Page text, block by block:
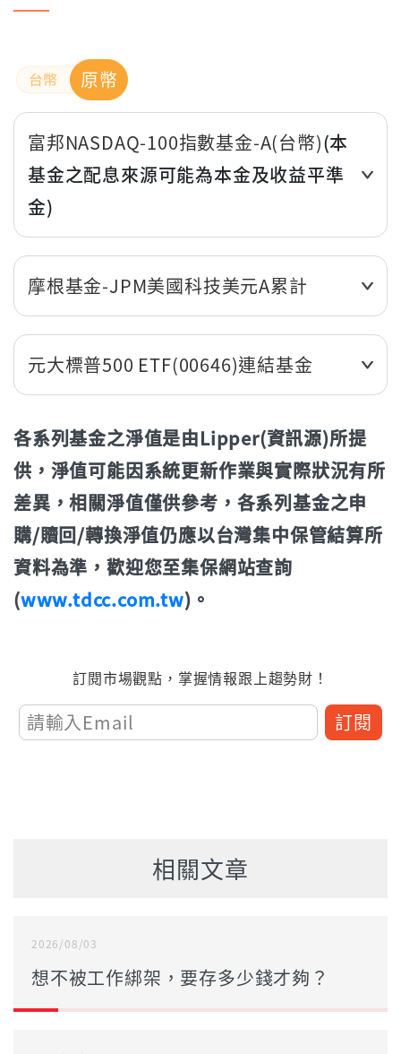
原幣
富邦NASDAQ-100指數基金-A(台幣)(本
基金之配息來源可能為本金及收益平準
金)
近3個月
5.28%
近6個月
13.83%
近1年(%)
-
近2年(%)
年初至今
15.21%
立即申購
摩根基金-JPM美國科技美元A累計
近3個月
2.09%
近6個月
4.82%
近2年(%)
42.48%
近3年
67.00%
年初至今
3.97%
立即申購
元大標普500 ETF(00646)連結基金
近6個月
10.77%
近1年(%)
-
近2年(%)
-
近3年
各系列基金之淨值是由Lipper(資訊源)所提
供，淨值可能因系統更新作業與實際狀況有所
差異，相關淨值僅供參考，各系列基金之申
購/贖回/轉換淨值仍應以台灣集中保管結算所
資料為準，歡迎您至集保網站查詢
(www.tdcc.com.tw)。
訂閱市場觀點，掌握情報跟上趨勢財！
訂閱
相關文章
2026/08/03
想不被工作綁架，要存多少錢才夠？